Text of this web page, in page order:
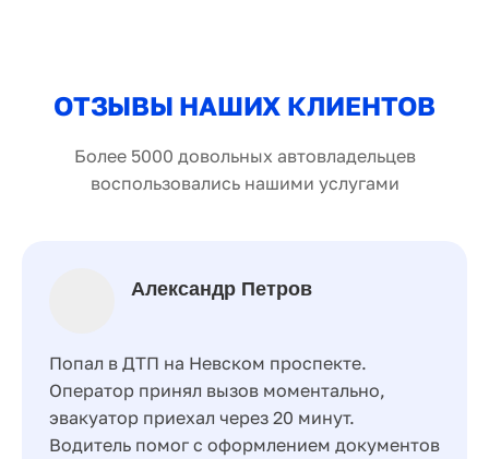
ОТЗЫВЫ НАШИХ КЛИЕНТОВ
Более 5000 довольных автовладельцев
воспользовались нашими услугами
Александр Петров
Попал в ДТП на Невском проспекте.
Оператор принял вызов моментально,
эвакуатор приехал через 20 минут.
Водитель помог с оформлением документов